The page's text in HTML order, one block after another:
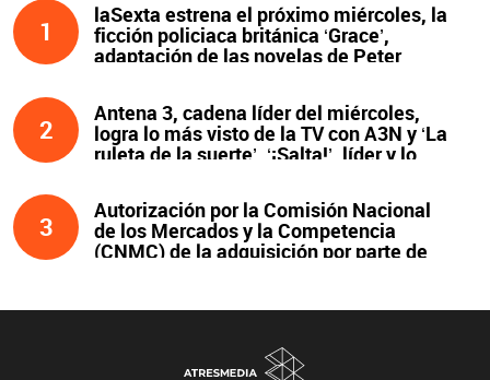
1
laSexta estrena el próximo miércoles, la
ficción policiaca británica ‘Grace’,
adaptación de las novelas de Peter
2
Antena 3, cadena líder del miércoles,
logra lo más visto de la TV con A3N y ‘La
ruleta de la suerte’. ‘¡Salta!’, líder y lo
3
Autorización por la Comisión Nacional
de los Mercados y la Competencia
(CNMC) de la adquisición por parte de
compromisos asumidos